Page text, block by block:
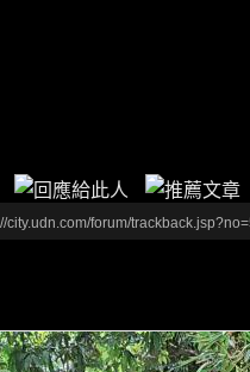
city.udn.com/forum/